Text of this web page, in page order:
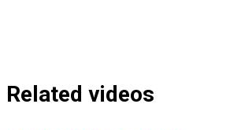
Related videos